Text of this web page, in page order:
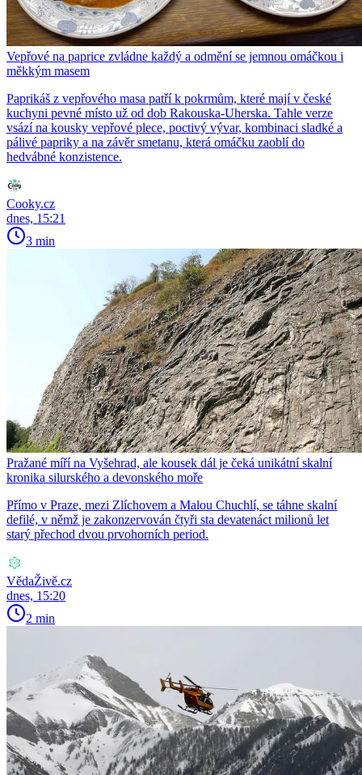
Vepřové na paprice zvládne každý a odmění se jemnou omáčkou i
měkkým masem
Paprikáš z vepřového masa patří k pokrmům, které mají v české
kuchyni pevné místo už od dob Rakouska-Uherska. Tahle verze
vsází na kousky vepřové plece, poctivý vývar, kombinaci sladké a
pálivé papriky a na závěr smetanu, která omáčku zaoblí do
hedvábné konzistence.
Cooky.cz
dnes, 15:21
3 min
Pražané míří na Vyšehrad, ale kousek dál je čeká unikátní skalní
kronika silurského a devonského moře
Přímo v Praze, mezi Zlíchovem a Malou Chuchlí, se táhne skalní
defilé, v němž je zakonzervován čtyři sta devatenáct milionů let
starý přechod dvou prvohorních period.
VědaŽivě.cz
dnes, 15:20
2 min